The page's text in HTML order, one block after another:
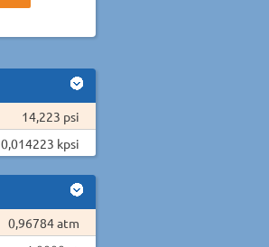
14,223 psi
0,014223 kpsi
0,96784 atm